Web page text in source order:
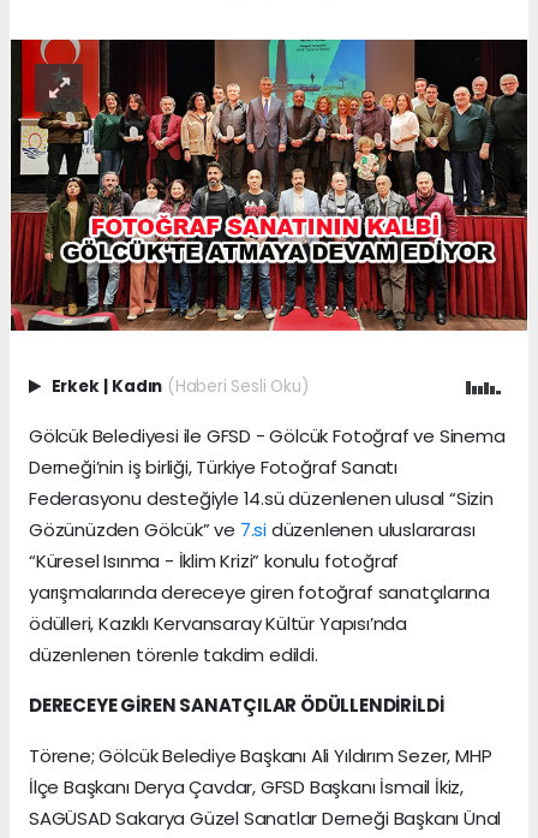
Erkek | Kadın (Haberi Sesli Oku)
Gölcük Belediyesi ile GFSD - Gölcük Fotoğraf ve Sinema
Derneği’nin iş birliği, Türkiye Fotoğraf Sanatı
Federasyonu desteğiyle 14.sü düzenlenen ulusal “Sizin
Gözünüzden Gölcük” ve 7.sidüzenlenen uluslararası
“Küresel Isınma - İklim Krizi” konulu fotoğraf
yarışmalarında dereceye giren fotoğraf sanatçılarına
ödülleri, Kazıklı Kervansaray Kültür Yapısı’nda
düzenlenen törenle takdim edildi.
DERECEYE GİREN SANATÇILAR ÖDÜLLENDİRİLDİ
Törene; Gölcük Belediye Başkanı Ali Yıldırım Sezer, MHP
İlçe Başkanı Derya Çavdar, GFSD Başkanı İsmail İkiz,
SAGÜSAD Sakarya Güzel Sanatlar Derneği Başkanı Ünal